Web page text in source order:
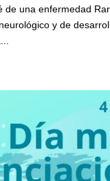
de una enfermedad
y de